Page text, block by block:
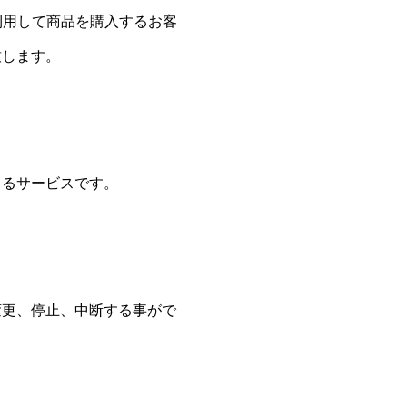
して商品を購入するお客
ます。
サービスです。
、停止、中断する事がで